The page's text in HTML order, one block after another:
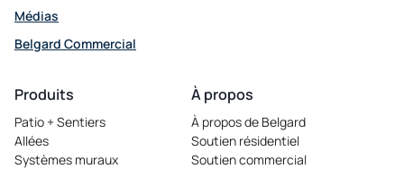
Médias
Belgard Commercial
in
a
new
tab
Produits
Patio + Sentiers
Allées
Systèmes muraux
À propos
À propos de Belgard
Soutien résidentiel
Soutien commercial